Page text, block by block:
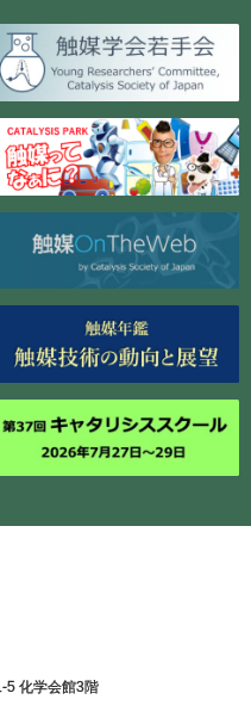
化学会館3階